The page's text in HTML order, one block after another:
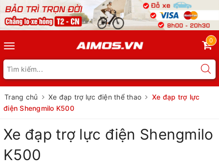
Toggle
navigation
0
Trang chủ Xe đạp trợ lực điện thể thao
Xe đạp trợ lực
điện Shengmilo K500
Xe đạp trợ lực điện Shengmilo
K500